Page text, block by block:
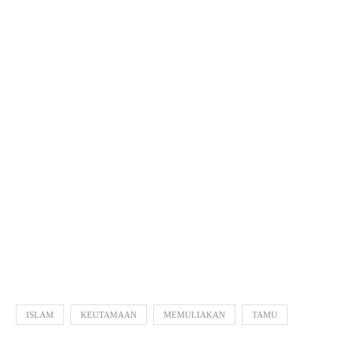
ISLAM KEUTAMAAN MEMULIAKAN TAMU